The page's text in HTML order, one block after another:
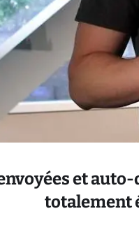
et
totalement